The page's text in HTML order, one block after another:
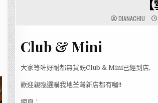
DIANACHIU
Club & Mini
大家等咗好耐都無貨既Club & Mini已經到店,
歡迎親臨選購我地荃灣新店都有咖!!